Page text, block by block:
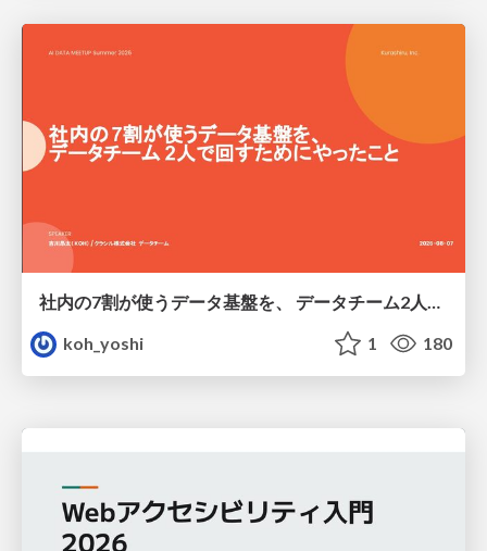
社内の7割が使うデータ基盤を、 データチーム2人で回すためにやったこと
koh_yoshi
1 180